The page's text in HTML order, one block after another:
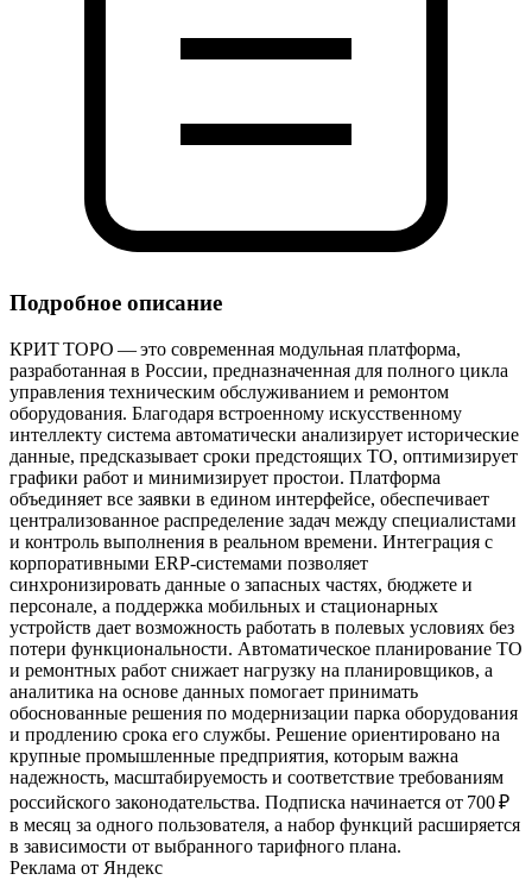
Подробное описание
КРИТ ТОРО — это современная модульная платформа,
разработанная в России, предназначенная для полного цикла
управления техническим обслуживанием и ремонтом
оборудования. Благодаря встроенному искусственному
интеллекту система автоматически анализирует исторические
данные, предсказывает сроки предстоящих ТО, оптимизирует
графики работ и минимизирует простои. Платформа
объединяет все заявки в едином интерфейсе, обеспечивает
централизованное распределение задач между специалистами
и контроль выполнения в реальном времени. Интеграция с
корпоративными ERP‑системами позволяет
синхронизировать данные о запасных частях, бюджете и
персонале, а поддержка мобильных и стационарных
устройств дает возможность работать в полевых условиях без
потери функциональности. Автоматическое планирование ТО
и ремонтных работ снижает нагрузку на планировщиков, а
аналитика на основе данных помогает принимать
обоснованные решения по модернизации парка оборудования
и продлению срока его службы. Решение ориентировано на
крупные промышленные предприятия, которым важна
надежность, масштабируемость и соответствие требованиям
российского законодательства. Подписка начинается от 700 ₽
в месяц за одного пользователя, а набор функций расширяется
в зависимости от выбранного тарифного плана.
Реклама от Яндекс